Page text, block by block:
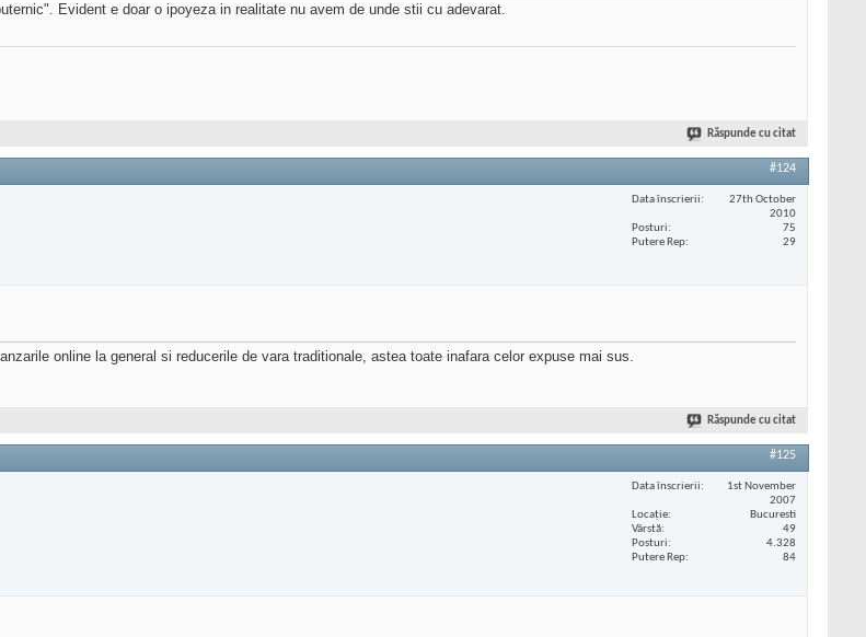
Evident e doar o ipoyeza in realitate nu avem de unde stii cu adevarat.
Răspunde cu citat
#124
Data înscrierii
27th October
2010
Posturi
75
Putere Rep
29
online la general si reducerile de vara traditionale, astea toate inafara celor expuse mai sus.
Răspunde cu citat
#125
Data înscrierii
1st November
2007
Locaţie
Bucuresti
Vârstă
49
Posturi
4.328
Putere Rep
84